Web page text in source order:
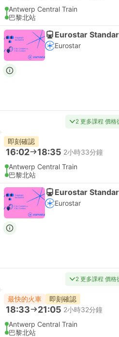
Antwerp Central Train
巴黎北站
Eurostar
Eurostar
2 更多課程 價格
即刻確認
16:02 18:35 2小時33分鐘
Antwerp Central Train
巴黎北站
Eurostar
Eurostar
2 更多課程 價格
最快的火車 即刻確認
18:33 21:05 2小時32分鐘
Antwerp Central Train
巴黎北站